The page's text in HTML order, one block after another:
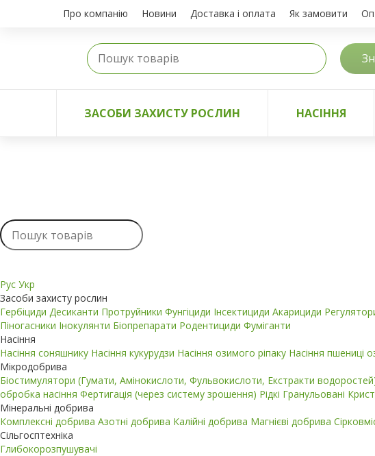
Про компанію Новини Доставка і оплата Як замовити
ЗАСОБИ ЗАХИСТУ РОСЛИН НАСІННЯ
Рус Укр
Засоби захисту рослин
Гербіциди Десиканти Протруйники Фунгіциди Інсектициди Акарициди
Піногасники Інокулянти Біопрепарати Родентициди Фуміганти
Насіння
Насіння соняшнику Насіння кукурудзи Насіння озимого ріпаку Насіння пшениці
Мікродобрива
Біостимулятори (Гумати, Амінокислоти, Фульвокислоти, Екстракти
обробка насіння Фертигація (через систему зрошення) Рідкі Гранульовані
Мінеральні добрива
Комплексні добрива Азотні добрива Калійні добрива Магнієві добрива
Сільгосптехніка
Глибокорозпушувачі